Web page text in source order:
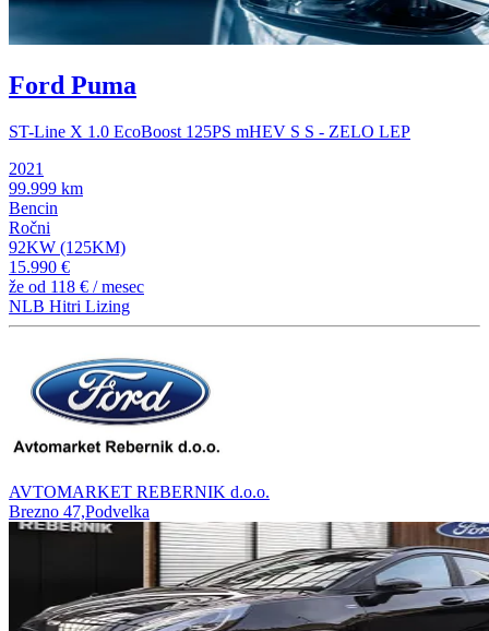
Ford Puma
ST-Line X 1.0 EcoBoost 125PS mHEV S S - ZELO LEP
2021
99.999 km
Bencin
Ročni
92KW (125KM)
15.990 €
že od 118 € / mesec
NLB Hitri Lizing
AVTOMARKET REBERNIK d.o.o.
Brezno 47,Podvelka